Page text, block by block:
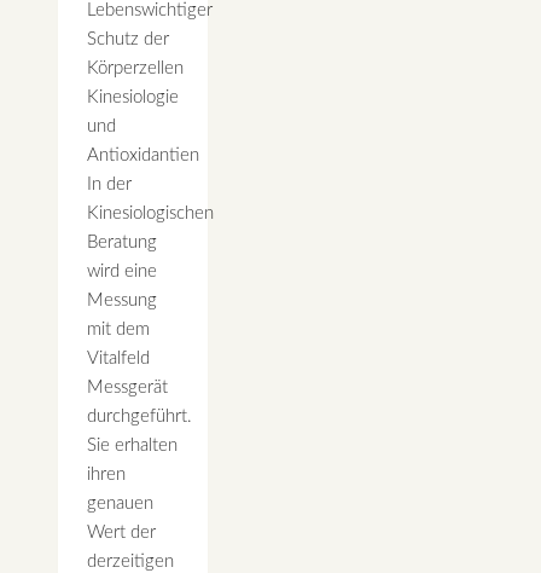
Lebenswichtiger
Schutz der
Körperzellen
Kinesiologie
und
Antioxidantien
In der
Kinesiologischen
Beratung
wird eine
Messung
mit dem
Vitalfeld
Messgerät
durchgeführt.
Sie erhalten
ihren
genauen
Wert der
derzeitigen